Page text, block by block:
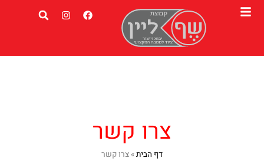
צרו קשר
דף הבית»צרו קשר